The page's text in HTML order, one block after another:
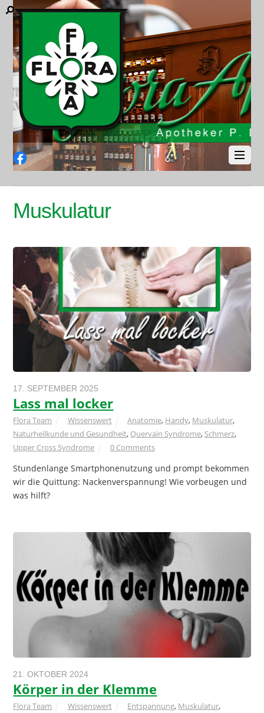
Facebook
Muskulatur
17. SEPTEMBER 2025
Lass mal locker
Flora Team Wissenswert Anatomie, Handy, Muskulatur,
Naturheilkunde und Gesundheit, Quervain Syndrome, Schmerz,
Upper Cross Syndrome
0 Comments
Stundenlange Smartphonenutzung und prompt bekommen
wir die Quittung: Nackenverspannung! Wie vorbeugen und
was hilft?
21. OKTOBER 2024
Körper in der Klemme
Flora Team Wissenswert Entspannung, Muskulatur,